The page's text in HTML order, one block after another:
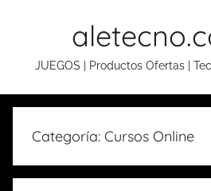
JUEGOS | Productos Ofertas |
Categoría: Cursos Online